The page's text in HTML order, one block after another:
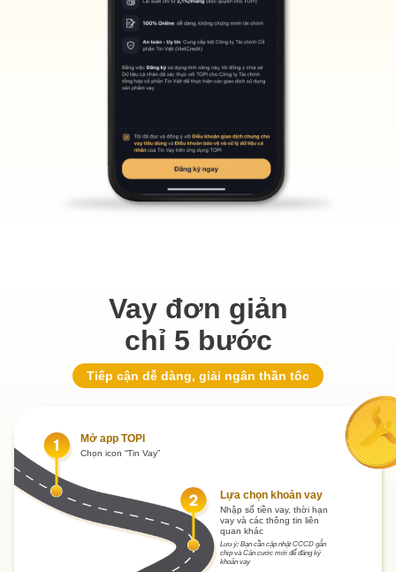
Vay đơn giản
chỉ 5 bước
Tiếp cận dễ dàng, giải ngân thần tốc
Mở app TOPI
Chọn icon “Tin Vay”
Lựa chọn khoản vay
Nhập số tiền vay, thời hạn
vay và các thông tin liên
quan khác
Lưu ý: Bạn cần cập nhật CCCD gắn
chip và Căn cước mới để đăng ký
khoản vay